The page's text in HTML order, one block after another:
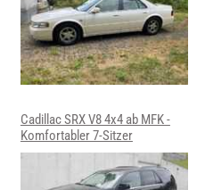
Cadillac SRX V8 4x4 ab MFK -
Komfortabler 7-Sitzer